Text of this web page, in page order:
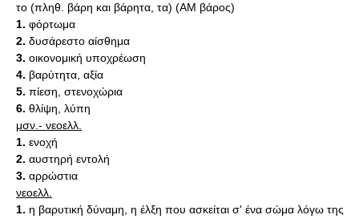
το (πληθ. βάρη και βάρητα, τα) (AM βάρος)
1. φόρτωμα
2. δυσάρεστο αίσθημα
3. οικονομική υποχρέωση
4. βαρύτητα, αξία
5. πίεση, στενοχώρια
6. θλίψη, λύπη
μσν.- νεοελλ.
1. ενοχή
2. αυστηρή εντολή
3. αρρώστια
νεοελλ.
1. η βαρυτική δύναμη, η έλξη που ασκείται σ' ένα σώμα λόγω της